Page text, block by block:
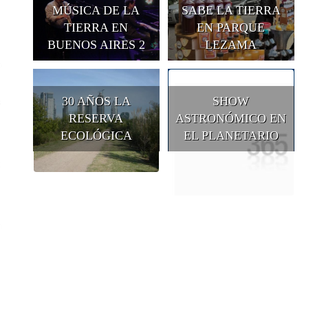
MÚSICA DE LA
TIERRA EN
BUENOS AIRES 2
SABE LA TIERRA
EN PARQUE
LEZAMA
30 AÑOS LA
RESERVA
ECOLÓGICA
SHOW
ASTRONÓMICO EN
EL PLANETARIO